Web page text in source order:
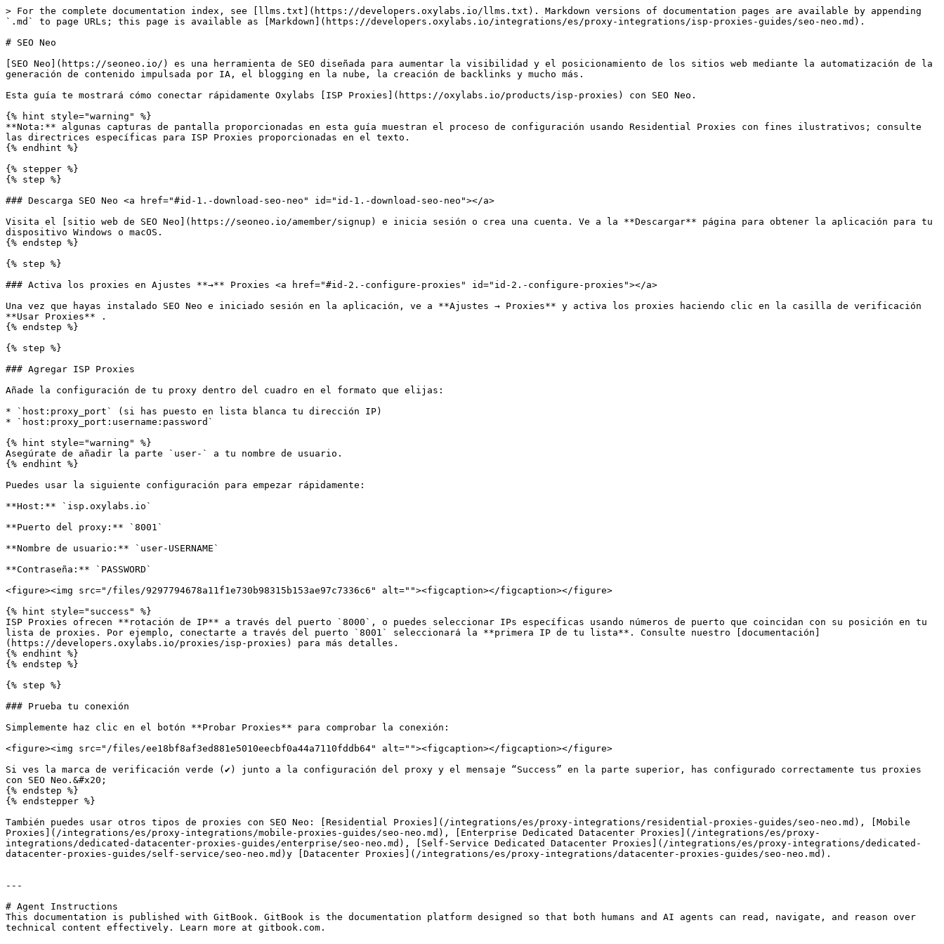
> For the complete documentation index, see [llms.txt](https://developers.oxylabs.io/llms.txt). Markdown versions of documentation pages are available by appending
`.md` to page URLs; this page is available as [Markdown](https://developers.oxylabs.io/integrations/es/proxy-integrations/isp-proxies-guides/seo-neo.md).
# SEO Neo
[SEO Neo](https://seoneo.io/) es una herramienta de SEO diseñada para aumentar la visibilidad y el posicionamiento de los sitios web mediante la automatización de la
generación de contenido impulsada por IA, el blogging en la nube, la creación de backlinks y mucho más.
Esta guía te mostrará cómo conectar rápidamente Oxylabs [ISP Proxies](https://oxylabs.io/products/isp-proxies) con SEO Neo.
{% hint style="warning" %}
**Nota:** algunas capturas de pantalla proporcionadas en esta guía muestran el proceso de configuración usando Residential Proxies con fines ilustrativos; consulte
las directrices específicas para ISP Proxies proporcionadas en el texto.
{% endhint %}
{% stepper %}
{% step %}
### Descarga SEO Neo <a href="#id-1.-download-seo-neo" id="id-1.-download-seo-neo"></a>
Visita el [sitio web de SEO Neo](https://seoneo.io/amember/signup) e inicia sesión o crea una cuenta. Ve a la **Descargar** página para obtener la aplicación para tu
dispositivo Windows o macOS.
{% endstep %}
{% step %}
### Activa los proxies en Ajustes **→** Proxies <a href="#id-2.-configure-proxies" id="id-2.-configure-proxies"></a>
Una vez que hayas instalado SEO Neo e iniciado sesión en la aplicación, ve a **Ajustes → Proxies** y activa los proxies haciendo clic en la casilla de verificación
**Usar Proxies** .
{% endstep %}
{% step %}
### Agregar ISP Proxies
Añade la configuración de tu proxy dentro del cuadro en el formato que elijas:
* `host:proxy_port` (si has puesto en lista blanca tu dirección IP)
* `host:proxy_port:username:password`
{% hint style="warning" %}
Asegúrate de añadir la parte `user-` a tu nombre de usuario.
{% endhint %}
Puedes usar la siguiente configuración para empezar rápidamente:
**Host:** `isp.oxylabs.io`
**Puerto del proxy:** `8001`
**Nombre de usuario:** `user-USERNAME`
**Contraseña:** `PASSWORD`
<figure><img src="/files/9297794678a11f1e730b98315b153ae97c7336c6" alt=""><figcaption></figcaption></figure>
{% hint style="success" %}
ISP Proxies ofrecen **rotación de IP** a través del puerto `8000`, o puedes seleccionar IPs específicas usando números de puerto que coincidan con su posición en tu
lista de proxies. Por ejemplo, conectarte a través del puerto `8001` seleccionará la **primera IP de tu lista**. Consulte nuestro [documentación]
(https://developers.oxylabs.io/proxies/isp-proxies) para más detalles.
{% endhint %}
{% endstep %}
{% step %}
### Prueba tu conexión
Simplemente haz clic en el botón **Probar Proxies** para comprobar la conexión:
<figure><img src="/files/ee18bf8af3ed881e5010eecbf0a44a7110fddb64" alt=""><figcaption></figcaption></figure>
Si ves la marca de verificación verde (✔️) junto a la configuración del proxy y el mensaje “Success” en la parte superior, has configurado correctamente tus proxies
con SEO Neo.&#x20;
{% endstep %}
{% endstepper %}
También puedes usar otros tipos de proxies con SEO Neo: [Residential Proxies](/integrations/es/proxy-integrations/residential-proxies-guides/seo-neo.md), [Mobile
Proxies](/integrations/es/proxy-integrations/mobile-proxies-guides/seo-neo.md), [Enterprise Dedicated Datacenter Proxies](/integrations/es/proxy-
integrations/dedicated-datacenter-proxies-guides/enterprise/seo-neo.md), [Self-Service Dedicated Datacenter Proxies](/integrations/es/proxy-integrations/dedicated-
datacenter-proxies-guides/self-service/seo-neo.md)y [Datacenter Proxies](/integrations/es/proxy-integrations/datacenter-proxies-guides/seo-neo.md).
---
# Agent Instructions
This documentation is published with GitBook. GitBook is the documentation platform designed so that both humans and AI agents can read, navigate, and reason over
technical content effectively. Learn more at gitbook.com.